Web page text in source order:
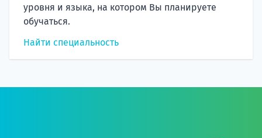
уровня и языка, на котором Вы планируете
обучаться.
Найти специальность